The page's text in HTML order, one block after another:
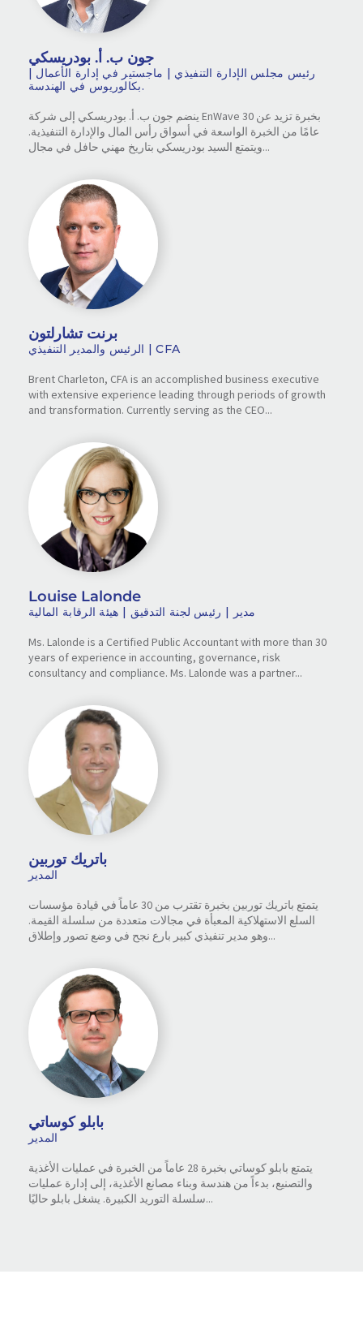
جون ب. أ. بودريسكي
رئيس مجلس الإدارة التنفيذي | ماجستير في إدارة الأعمال |
بكالوريوس في الهندسة.
ينضم جون ب. أ. بودريسكي إلى شركة EnWave بخبرة تزيد عن 30
عامًا من الخبرة الواسعة في أسواق رأس المال والإدارة التنفيذية.
ويتمتع السيد بودريسكي بتاريخ مهني حافل في مجال...
برنت تشارلتون
الرئيس والمدير التنفيذي | CFA
Brent Charleton, CFA is an accomplished business executive
with extensive experience leading through periods of growth
and transformation. Currently serving as the CEO...
Louise Lalonde
مدير | رئيس لجنة التدقيق | هيئة الرقابة المالية
Ms. Lalonde is a Certified Public Accountant with more than 30
years of experience in accounting, governance, risk
consultancy and compliance. Ms. Lalonde was a partner...
باتريك توربين
المدير
يتمتع باتريك توربين بخبرة تقترب من 30 عاماً في قيادة مؤسسات
السلع الاستهلاكية المعبأة في مجالات متعددة من سلسلة القيمة.
وهو مدير تنفيذي كبير بارع نجح في وضع تصور وإطلاق...
بابلو كوساتي
المدير
يتمتع بابلو كوساتي بخبرة 28 عاماً من الخبرة في عمليات الأغذية
والتصنيع، بدءاً من هندسة وبناء مصانع الأغذية، إلى إدارة عمليات
سلسلة التوريد الكبيرة. يشغل بابلو حاليًا...